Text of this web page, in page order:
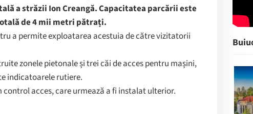
a străzii Ion Creangă. Capacitatea parcării este
de 4 mii metri pătrați.
a permite exploatarea acestuia de către vizitatorii
zonele pietonale și trei căi de acces pentru mașini,
indicatoarele rutiere.
acces, care urmează a fi instalat ulterior.